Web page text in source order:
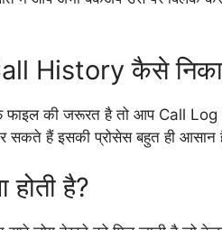
History कैसे
फाइल की जरूरत है तो आप Call
सकते हैं इसकी प्रोसेस बहुत ही आसान
है?